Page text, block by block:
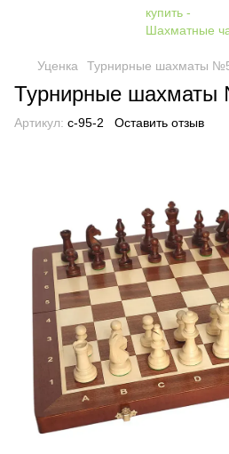
Уценка Турнирные шахматы
Турнирные шахматы
Артикул: c-95-2 Оставить отзыв